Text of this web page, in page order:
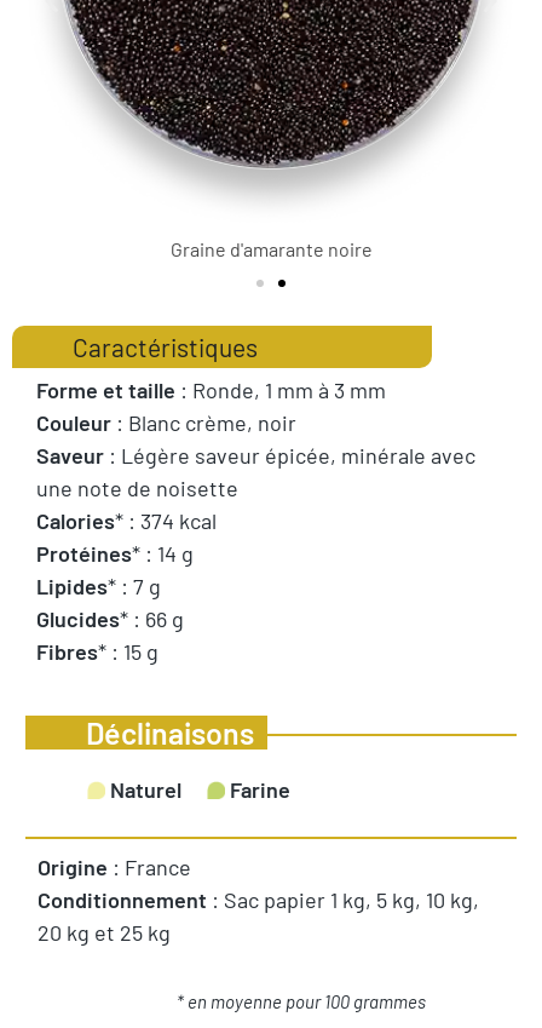
Graine d'amarante noire
Caractéristiques
Forme et taille : Ronde, 1 mm à 3 mm
Couleur : Blanc crème, noir
Saveur : Légère saveur épicée, minérale avec
une note de noisette
Calories* : 374 kcal
Protéines* : 14 g
Lipides* : 7 g
Glucides* : 66 g
Fibres* : 15 g
Déclinaisons
Naturel Farine
Origine : France
Conditionnement : Sac papier 1 kg, 5 kg, 10 kg,
20 kg et 25 kg
* en moyenne pour 100 grammes